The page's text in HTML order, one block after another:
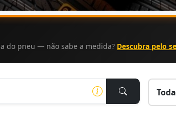
do pneu — não sabe a medida? Descubra pelo